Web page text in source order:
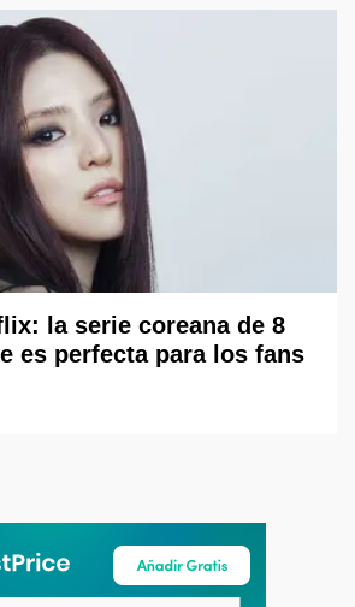
la serie coreana de 8
es perfecta para los fans